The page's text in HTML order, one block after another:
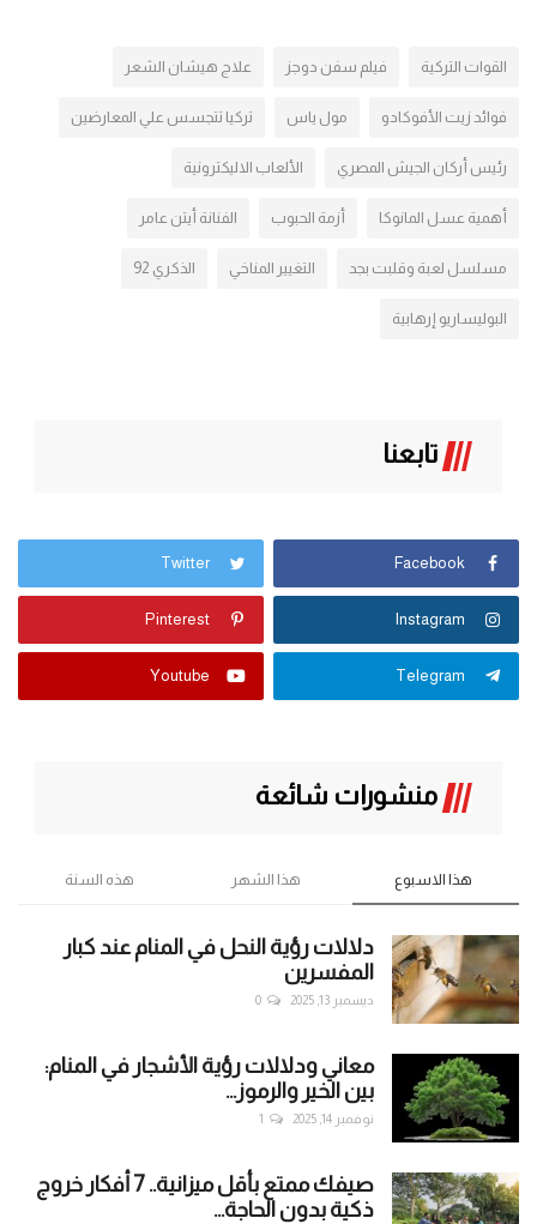
القوات التركية فيلم سفن دوجز علاج هيشان الشعر
فوائد زيت الأفوكادو مول ياس تركيا تتجسس علي المعارضين
رئيس أركان الجيش المصري الألعاب الاليكترونية
أهمية عسل المانوكا أزمة الحبوب الفنانة أيتن عامر
مسلسل لعبة وقلبت بجد التغيير المناخي الذكري 92
البوليساريو إرهابية
تابعنا
Facebook
Twitter
Instagram
Pinterest
Telegram
Youtube
منشورات شائعة
هذا الاسبوع هذا الشهر هذه السنة
دلالات رؤية النحل في المنام عند كبار
المفسرين
ديسمبر 13, 2025 0
معاني ودلالات رؤية الأشجار في المنام:
بين الخير والرموز...
نوفمبر 14, 2025 1
صيفك ممتع بأقل ميزانية.. 7 أفكار خروج
ذكية بدون الحاجة...